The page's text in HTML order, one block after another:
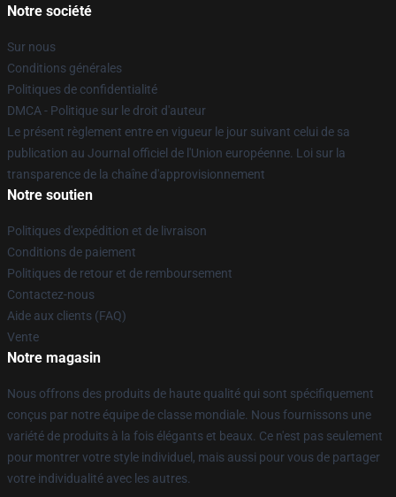
Notre société
Sur nous
Conditions générales
Politiques de confidentialité
DMCA - Politique sur le droit d'auteur
Le présent règlement entre en vigueur le jour suivant celui de sa
publication au Journal officiel de l'Union européenne. Loi sur la
transparence de la chaîne d'approvisionnement
Notre soutien
Politiques d'expédition et de livraison
Conditions de paiement
Politiques de retour et de remboursement
Contactez-nous
Aide aux clients (FAQ)
Vente
Notre magasin
Nous offrons des produits de haute qualité qui sont spécifiquement
conçus par notre équipe de classe mondiale. Nous fournissons une
variété de produits à la fois élégants et beaux. Ce n'est pas seulement
pour montrer votre style individuel, mais aussi pour vous de partager
votre individualité avec les autres.